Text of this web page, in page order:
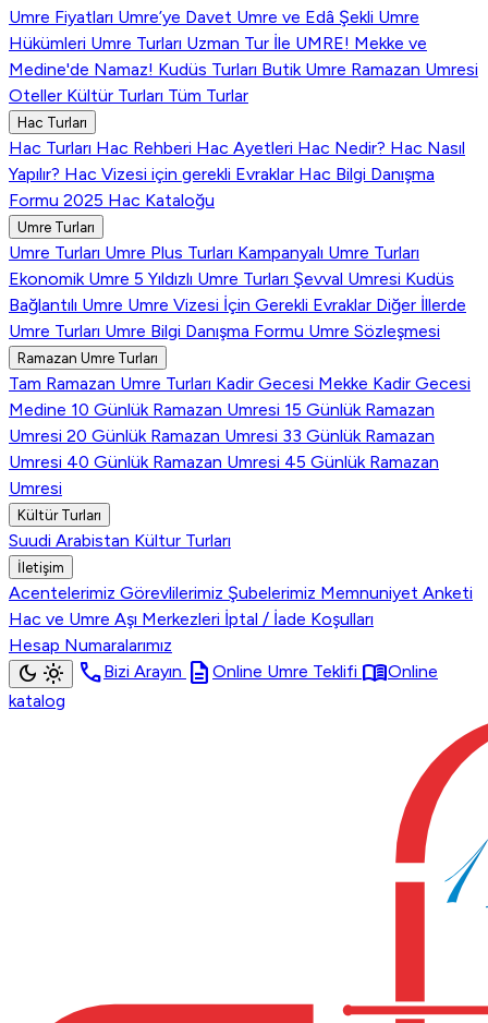
Umre Fiyatları Umre’ye Davet Umre ve Edâ Şekli Umre
Hükümleri Umre Turları Uzman Tur İle UMRE! Mekke ve
Medine'de Namaz! Kudüs Turları Butik Umre Ramazan Umresi
Oteller Kültür Turları Tüm Turlar
Hac Turları
Hac Turları Hac Rehberi Hac Ayetleri Hac Nedir? Hac Nasıl
Yapılır? Hac Vizesi için gerekli Evraklar Hac Bilgi Danışma
Formu 2025 Hac Kataloğu
Umre Turları
Umre Turları Umre Plus Turları Kampanyalı Umre Turları
Ekonomik Umre 5 Yıldızlı Umre Turları Şevval Umresi Kudüs
Bağlantılı Umre Umre Vizesi İçin Gerekli Evraklar Diğer İllerde
Umre Turları Umre Bilgi Danışma Formu Umre Sözleşmesi
Ramazan Umre Turları
Tam Ramazan Umre Turları Kadir Gecesi Mekke Kadir Gecesi
Medine 10 Günlük Ramazan Umresi 15 Günlük Ramazan
Umresi 20 Günlük Ramazan Umresi 33 Günlük Ramazan
Umresi 40 Günlük Ramazan Umresi 45 Günlük Ramazan
Umresi
Kültür Turları
Suudi Arabistan Kültur Turları
İletişim
Acentelerimiz Görevlilerimiz Şubelerimiz Memnuniyet Anketi
Hac ve Umre Aşı Merkezleri İptal / İade Koşulları
Hesap Numaralarımız
dark_mode light_mode callBizi Arayın description Online Umre Teklifi menu_bookOnline
katalog